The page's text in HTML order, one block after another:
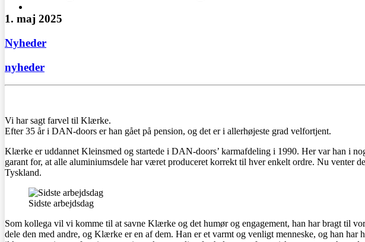
1. maj 2025
Nyheder
nyheder
Vi har sagt farvel til Klærke.
Efter 35 år i DAN-doors er han gået på pension, og det er i allerhøjeste grad velfortjent.
Klærke er uddannet Kleinsmed og startede i DAN-doors’ karmafdeling i 1990. Her var han i
garant for, at alle aluminiumsdele har været produceret korrekt til hver enkelt ordre. Nu
Tyskland.
Sidste arbejdsdag
Som kollega vil vi komme til at savne Klærke og det humør og engagement, han har bragt til
dele den med andre, og Klærke er en af dem. Han er et varmt og venligt menneske, og han